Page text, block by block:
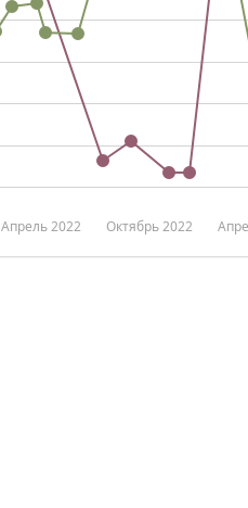
Апрель 2022 Октябрь 2022